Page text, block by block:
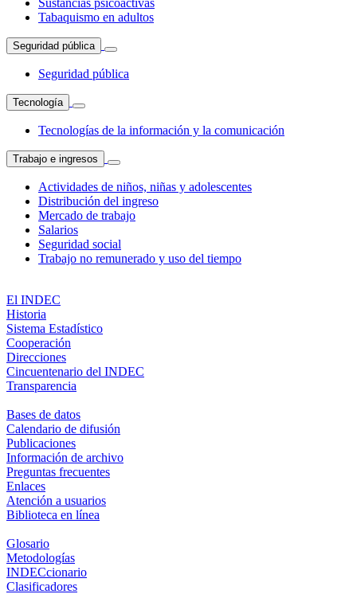
Sustancias psicoactivas
Tabaquismo en adultos
Seguridad pública
Seguridad pública
Tecnología
Tecnologías de la información y la comunicación
Trabajo e ingresos
Actividades de niños, niñas y adolescentes
Distribución del ingreso
Mercado de trabajo
Salarios
Seguridad social
Trabajo no remunerado y uso del tiempo
El INDEC
Historia
Sistema Estadístico
Cooperación
Direcciones
Cincuentenario del INDEC
Transparencia
Bases de datos
Calendario de difusión
Publicaciones
Información de archivo
Preguntas frecuentes
Enlaces
Atención a usuarios
Biblioteca en línea
Glosario
Metodologías
INDECcionario
Clasificadores